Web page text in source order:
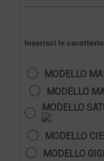
Inserisci le
MODELLO
MODELLO
MODELLO
MODELLO
MODELLO